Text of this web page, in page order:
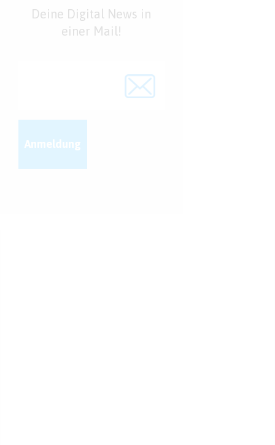
Deine Digital News in
einer Mail!
Anmeldung